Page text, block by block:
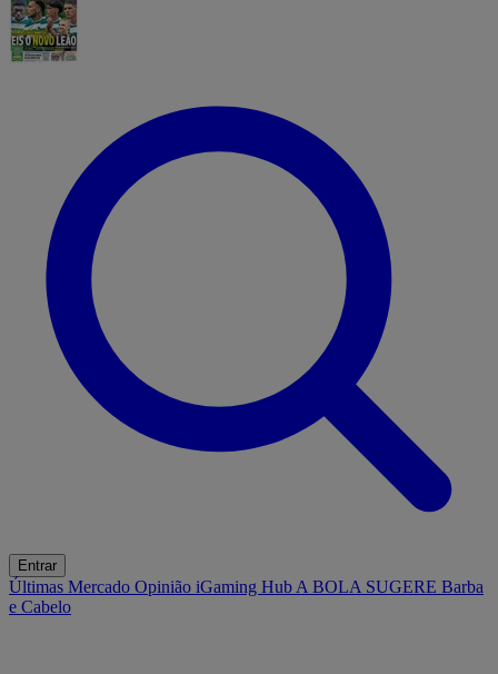
Entrar
Últimas Mercado Opinião iGaming Hub A BOLA SUGERE Barba
e Cabelo